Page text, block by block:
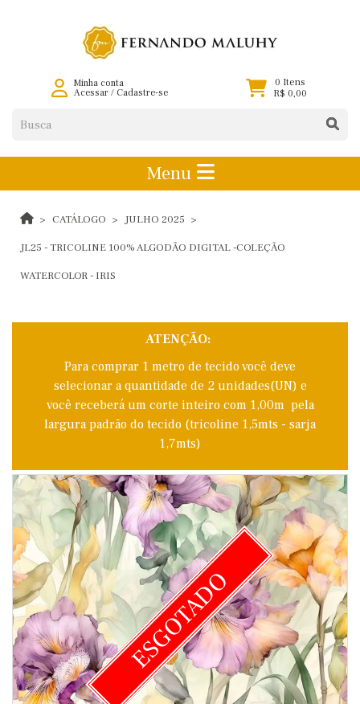
Minha conta
Acessar/ Cadastre-se
0 Itens
R$ 0,00
Menu
CATÁLOGO JULHO 2025
JL25 - TRICOLINE 100% ALGODÃO DIGITAL -COLEÇÃO
WATERCOLOR - IRIS
ATENÇÃO:
Para comprar 1 metro de tecido você deve
selecionar a quantidade de 2 unidades(UN) e
você receberá um corte inteiro com 1,00m pela
largura padrão do tecido (tricoline 1,5mts - sarja
1,7mts)
ESGOTADO